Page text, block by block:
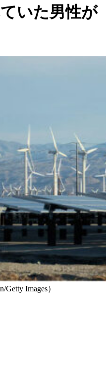
いた男性が
Images）